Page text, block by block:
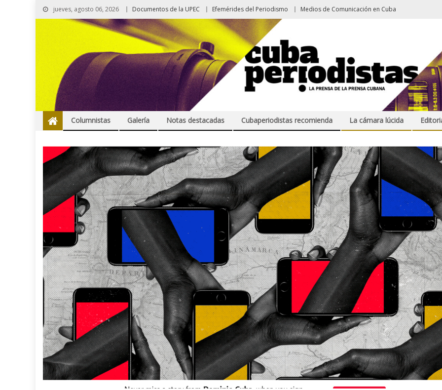
jueves, agosto 06, 2026 Documentos de la UPEC Efemérides del Periodismo Medios de Comunicación en Cuba
Columnistas Galería Notas destacadas Cubaperiodistas recomienda La cámara lúcida